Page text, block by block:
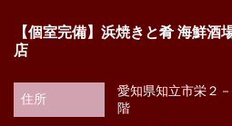
【個室完備】浜焼きと肴 海鮮酒
店
住所
愛知県知立市栄２
階